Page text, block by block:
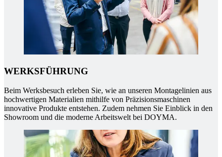
WERKSFÜHRUNG
Beim Werksbesuch erleben Sie, wie an unseren Montagelinien aus
hochwertigen Materialien mithilfe von Präzisionsmaschinen
innovative Produkte entstehen. Zudem nehmen Sie Einblick in den
Showroom und die moderne Arbeitswelt bei DOYMA.